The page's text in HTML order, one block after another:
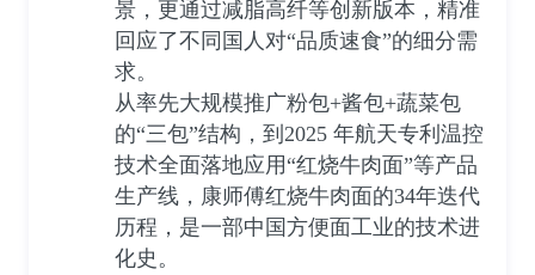
景，更通过减脂高纤等创新版本，精准
回应了不同国人对“品质速食”的细分需
求。
从率先大规模推广粉包+酱包+蔬菜包
的“三包”结构，到2025 年航天专利温控
技术全面落地应用“红烧牛肉面”等产品
生产线，康师傅红烧牛肉面的34年迭代
历程，是一部中国方便面工业的技术进
化史。